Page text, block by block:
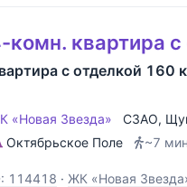
комн. квартира
с отделкой 160
«Новая Звезда» СЗАО,
Октябрьское Поле
~7
114418 · ЖК «Новая